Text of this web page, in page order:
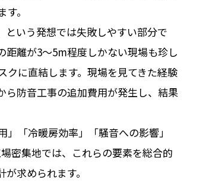
。
という発想では失敗しやすい部分で
距離が3〜5m程度しかない現場も珍し
クに直結します。現場を見てきた経験
ら防音工事の追加費用が発生し、結果
「冷暖房効率」「騒音への影響」
密集地では、これらの要素を総合的
求められます。